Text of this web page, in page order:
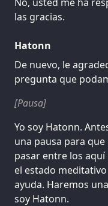
las gracias.
Hatonn
De nuevo, le
pregunta que
[Pausa]
Yo soy Hatonn.
una pausa para
pasar entre los
el estado
ayuda. Haremos
soy Hatonn.